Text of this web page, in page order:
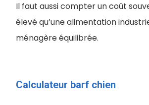
Il faut aussi compter un coût
élevé qu’une alimentation
ménagère équilibrée.
Calculateur barf chien